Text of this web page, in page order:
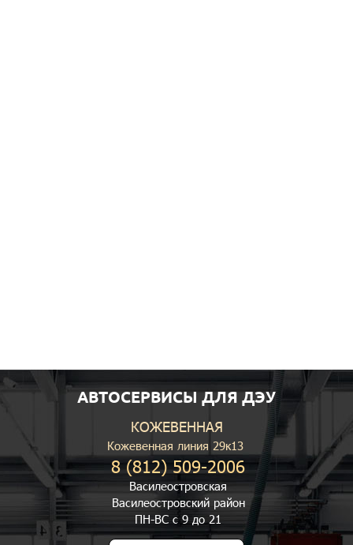
АВТОСЕРВИСЫ ДЛЯ ДЭУ
КОЖЕВЕННАЯ
Кожевенная линия 29к13
8 (812) 509-2006
Василеостровская
Василеостровский район
ПН-ВС с 9 до 21